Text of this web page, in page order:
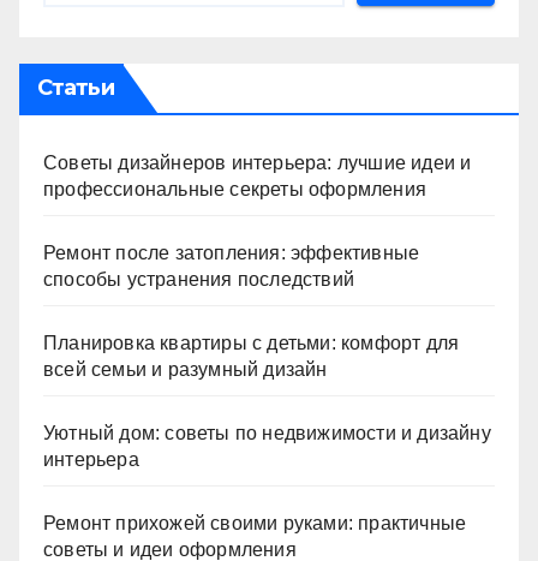
Статьи
Советы дизайнеров интерьера: лучшие идеи и
профессиональные секреты оформления
Ремонт после затопления: эффективные
способы устранения последствий
Планировка квартиры с детьми: комфорт для
всей семьи и разумный дизайн
Уютный дом: советы по недвижимости и дизайну
интерьера
Ремонт прихожей своими руками: практичные
советы и идеи оформления